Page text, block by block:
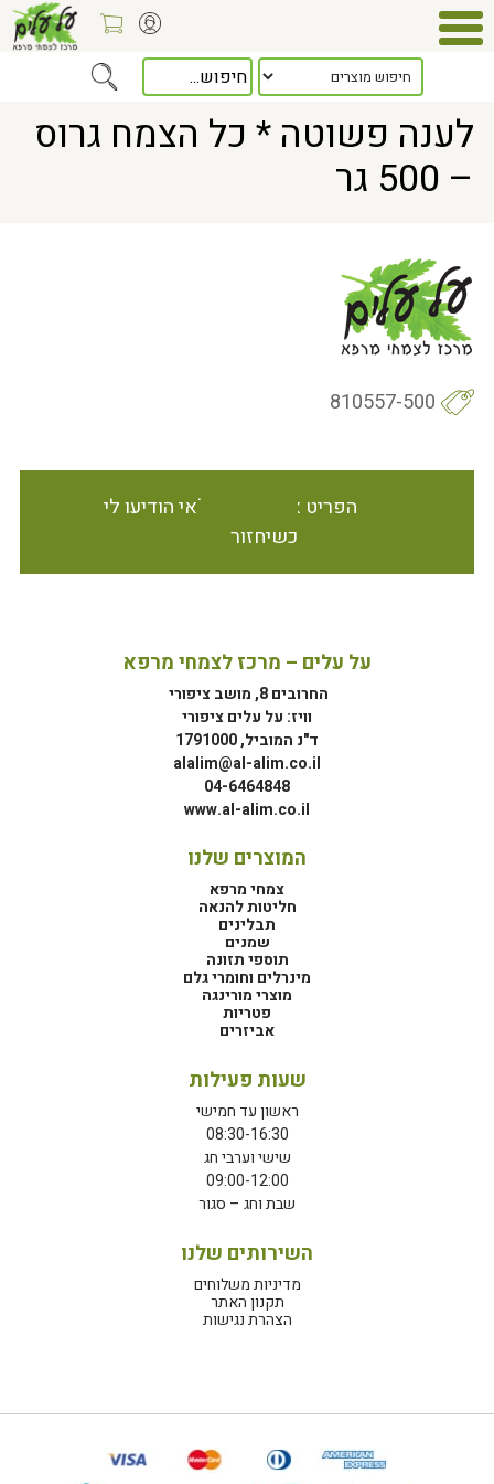
> לענה פשוטה * כל הצמח גרוס – 500 גר
לענה פשוטה * כל הצמח גרוס
– 500 גר
810557-500
הפריט אינו זמין במלאי הודיעו לי
כשיחזור
על עלים – מרכז לצמחי מרפא
החרובים 8, מושב ציפורי
וויז: על עלים ציפורי
ד"נ המוביל, 1791000
alalim@al-alim.co.il
04-6464848
www.al-alim.co.il
המוצרים שלנו
צמחי מרפא
חליטות להנאה
תבלינים
שמנים
תוספי תזונה
מינרלים וחומרי גלם
מוצרי מורינגה
פטריות
אביזרים
שעות פעילות
ראשון עד חמישי
08:30-16:30
שישי וערבי חג
09:00-12:00
שבת וחג – סגור
השירותים שלנו
מדיניות משלוחים
תקנון האתר
הצהרת נגישות